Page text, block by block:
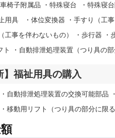
車椅子附属品 ・特殊寝台 ・特殊寝
用具 ・体位変換器 ・手すり（工事
工事を伴わないもの） ・歩行器 ・
・自動排泄処理装置（つり具の部
】福祉用具の購入
・自動排泄処理装置の交換可能部品
移動用リフト（つり具の部分に限る